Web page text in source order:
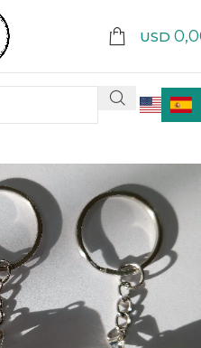
USD